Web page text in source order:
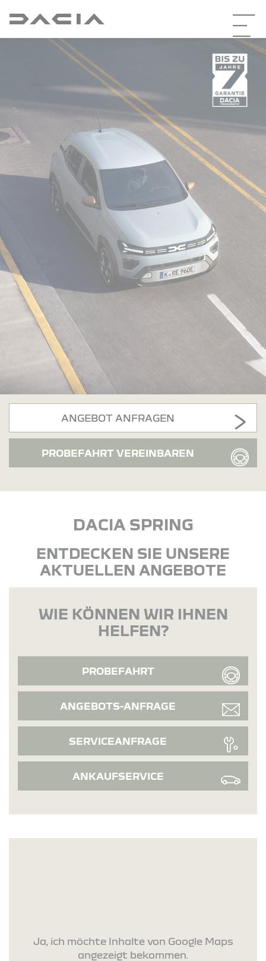
ANGEBOT ANFRAGEN
PROBEFAHRT VEREINBAREN
DACIA SPRING
ENTDECKEN SIE UNSERE
AKTUELLEN ANGEBOTE
WIE KÖNNEN WIR IHNEN
HELFEN?
PROBEFAHRT
ANGEBOTS-ANFRAGE
SERVICEANFRAGE
ANKAUFSERVICE
Ja, ich möchte Inhalte von Google Maps
angezeigt bekommen.